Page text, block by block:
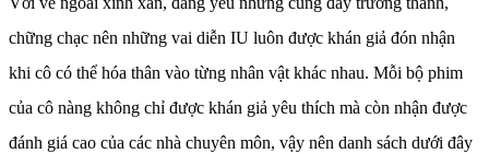
chững chạc nên những vai diễn IU luôn được khán giả đón nhận
khi cô có thể hóa thân vào từng nhân vật khác nhau. Mỗi bộ phim
của cô nàng không chỉ được khán giả yêu thích mà còn nhận được
đánh giá cao của các nhà chuyên môn, vậy nên danh sách dưới đây